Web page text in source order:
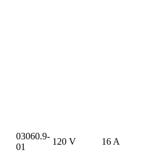
03060.9-
01
120 V 16 A